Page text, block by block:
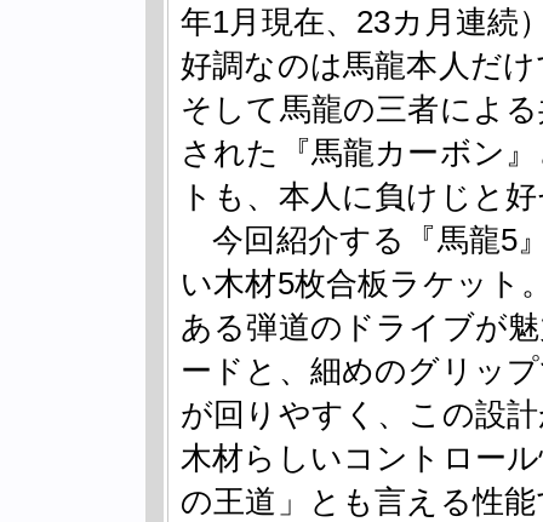
年1月現在、23カ月連続
好調なのは馬龍本人だ
そして馬龍の三者によ
された『馬龍カーボン
トも、本人に負けじと
今回紹介する『馬龍5
い木材5枚合板ラケット
ある弾道のドライブが
ードと、細めのグリッ
が回りやすく、この設
木材らしいコントロー
の王道」とも言える性